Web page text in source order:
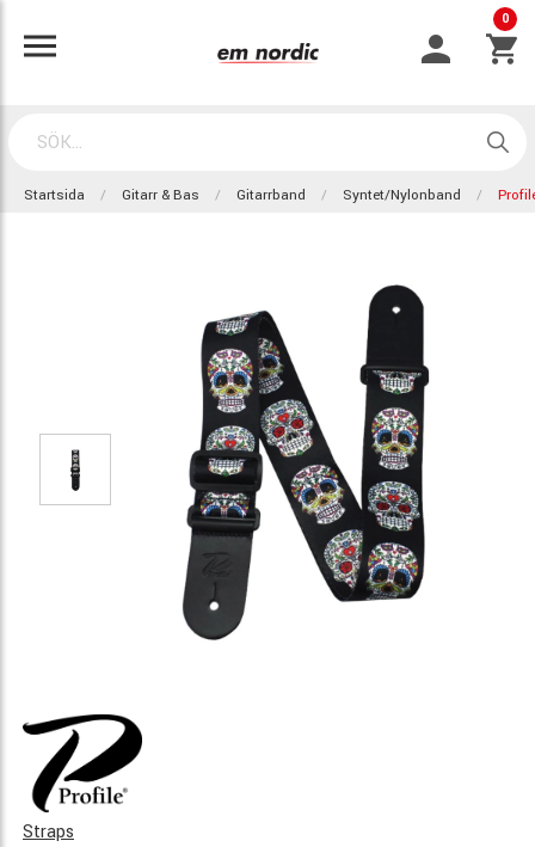
0
Startsida Gitarr & Bas Gitarrband Syntet/nylonband
Straps